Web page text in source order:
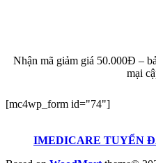
Nhận mã giảm giá 50.000Đ –
mại
[mc4wp_form id="74"]
IMEDICARE TUYỂN